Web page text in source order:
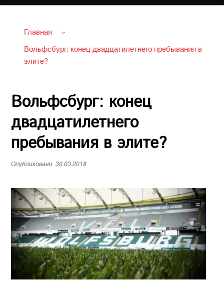
к
Главная »
Вольфсбург: конец двадцатилетнего пребывания в
элите?
Вольфсбург: конец
двадцатилетнего
пребывания в элите?
Опубликовано 30.03.2018